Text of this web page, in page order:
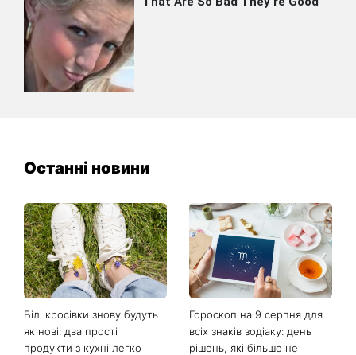
Останні новини
Білі кросівки знову будуть
як нові: два прості
продукти з кухні легко
Гороскоп на 9 серпня для
всіх знаків зодіаку: день
рішень, які більше не